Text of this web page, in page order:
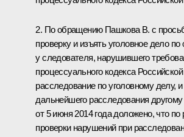
2. По обращению Пашкова В. с
проверку и изъять уголовное дело
у следователя, нарушившего
процессуального кодекса
расследование по уголовному делу,
дальнейшего расследования
от 5 июня 2014 года доложено, что по
проверки нарушений при